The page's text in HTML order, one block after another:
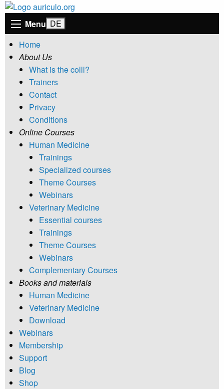
Menu
Home
About Us
What is the colll?
Trainers
Contact
Privacy
Conditions
Online Courses
Human Medicine
Trainings
Specialized courses
Theme Courses
Webinars
Veterinary Medicine
Essential courses
Trainings
Theme Courses
Webinars
Complementary Courses
Books and materials
Human Medicine
Veterinary Medicine
Download
Webinars
Membership
Support
Blog
Shop